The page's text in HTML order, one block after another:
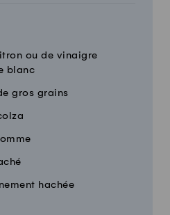
ou de vinaigre
blanc
gros grains
hachée